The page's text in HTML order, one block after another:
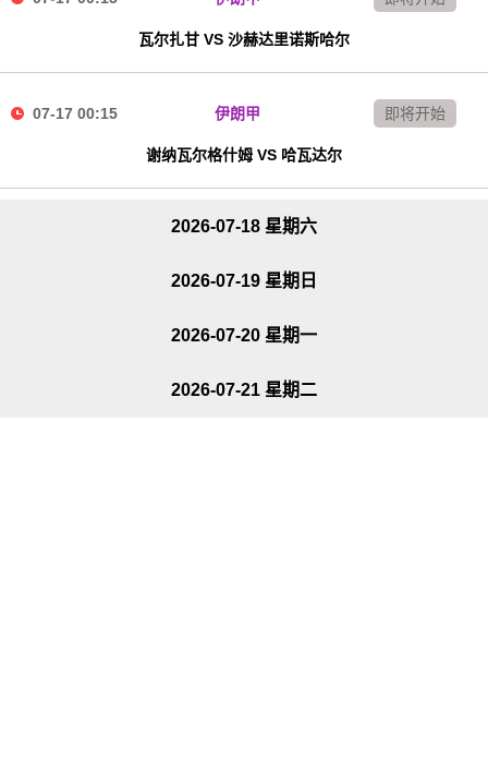
瓦尔扎甘 VS 沙赫达里诺斯哈尔
07-17 00:15 伊朗甲
谢纳瓦尔格什姆 VS 哈瓦达尔
即将开始
2026-07-18 星期六
2026-07-19 星期日
2026-07-20 星期一
2026-07-21 星期二